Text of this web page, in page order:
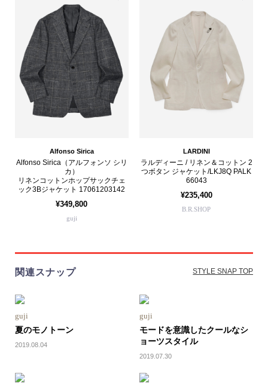
Alfonso Sirica
Alfonso Sirica（アルフォンソ シリ
カ）
リネンコットンホップサックチェ
ック3Bジャケット 17061203142
¥349,800
guji
LARDINI
ラルディーニ / リネン＆コットン 2
つボタン ジャケット/LKJ8Q PALK
66043
¥235,400
B.R.SHOP
関連スナップ STYLE SNAP TOP
guji
夏のモノトーン
2019.08.04
guji
モードを意識したクールなシ
ョーツスタイル
2019.07.30